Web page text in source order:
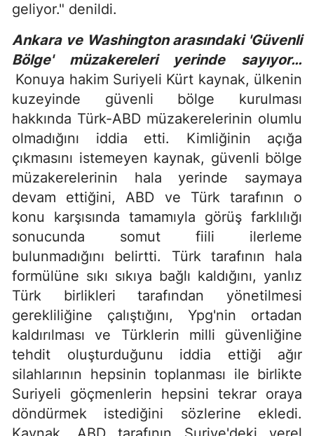
geliyor." denildi.
Ankara ve Washington arasındaki 'Güvenli
Bölge' müzakereleri yerinde sayıyor…
Konuya hakim Suriyeli Kürt kaynak, ülkenin
kuzeyinde güvenli bölge kurulması
hakkında Türk-ABD müzakerelerinin olumlu
olmadığını iddia etti. Kimliğinin açığa
çıkmasını istemeyen kaynak, güvenli bölge
müzakerelerinin hala yerinde saymaya
devam ettiğini, ABD ve Türk tarafının o
konu karşısında tamamıyla görüş farklılığı
sonucunda somut fiili ilerleme
bulunmadığını belirtti. Türk tarafının hala
formülüne sıkı sıkıya bağlı kaldığını, yanlız
Türk birlikleri tarafından yönetilmesi
gerekliliğine çalıştığını, Ypg'nin ortadan
kaldırılması ve Türklerin milli güvenliğine
tehdit oluşturduğunu iddia ettiği ağır
silahlarının hepsinin toplanması ile birlikte
Suriyeli göçmenlerin hepsini tekrar oraya
döndürmek istediğini sözlerine ekledi.